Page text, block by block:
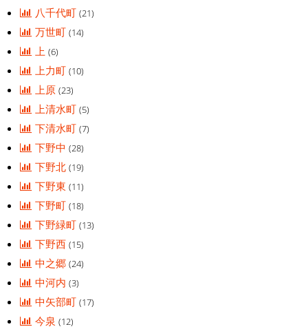
八千代町(21)
万世町(14)
上(6)
上力町(10)
上原(23)
上清水町(5)
下清水町(7)
下野中(28)
下野北(19)
下野東(11)
下野町(18)
下野緑町(13)
下野西(15)
中之郷(24)
中河内(3)
中矢部町(17)
今泉(12)